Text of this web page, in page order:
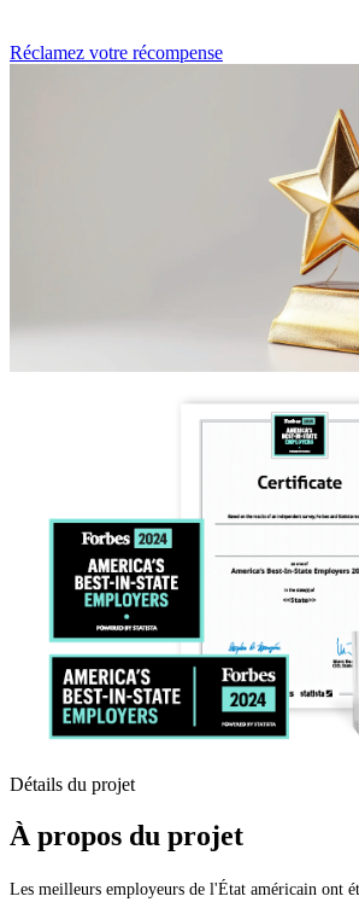
Réclamez votre récompense
Détails du projet
À propos du projet
Les meilleurs employeurs de l'État américain ont